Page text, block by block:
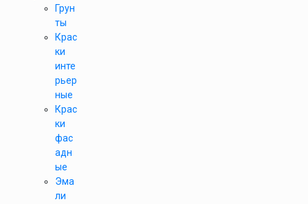
Грун
ты
Крас
ки
инте
рьер
ные
Крас
ки
фас
адн
ые
Эма
ли